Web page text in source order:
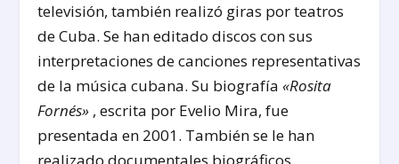
televisión, también realizó giras por teatros
de Cuba. Se han editado discos con sus
interpretaciones de canciones representativas
de la música cubana. Su biografía«Rosita
Fornés» , escrita por Evelio Mira, fue
presentada en 2001. También se le han